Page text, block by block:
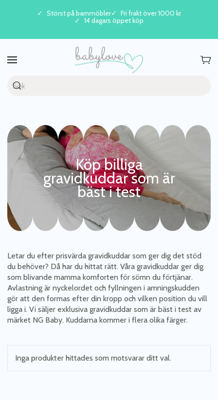
Skip to main content
Störst på barnmöbler
Fri frakt över 1000 kr
14 dagars öppet köp
Köp billiga
gravidkuddar som är
bäst i test
Letar du efter prisvärda gravidkuddar som ger dig det stöd
du behöver? Då har du hittat rätt. Våra gravidkuddar ger dig
som blivande mamma komforten för sömn du förtjänar.
Avlastning är nyckelordet och fyllningen i amningskudden
gör att den formas efter din kropp och vilken position du vill
ligga i. Vi säljer exklusiva gravidkuddar som är bäst i test av
märket NG Baby. Kuddarna kommer i flera olika färger.
Inga produkter hittades som motsvarar ditt val.